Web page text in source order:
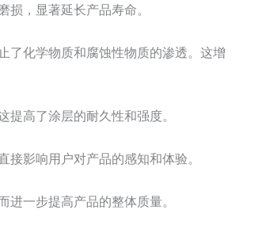
，显著延长产品寿命。
了化学物质和腐蚀性物质的渗透。这增
高了涂层的耐久性和强度。
影响用户对产品的感知和体验。
一步提高产品的整体质量。